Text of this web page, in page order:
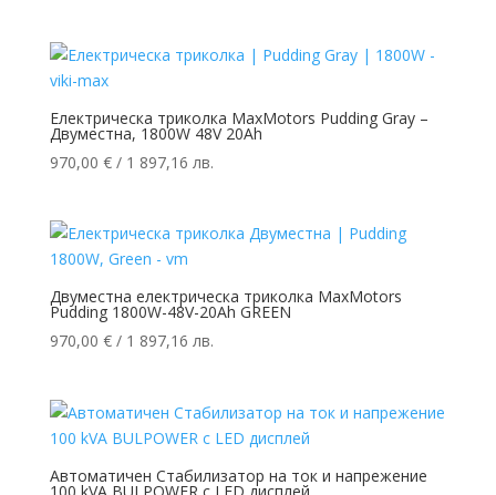
Електрическа триколка MaxMotors Pudding Gray –
Двуместна, 1800W 48V 20Ah
970,00 €/ 1 897,16 лв.
Двуместна електрическа триколка MaxMotors
Pudding 1800W-48V-20Ah GREEN
970,00 €/ 1 897,16 лв.
Автоматичен Стабилизатор на ток и напрежение
100 kVA BULPOWER с LED дисплей